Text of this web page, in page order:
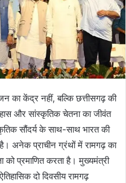
का केंद्र नहीं, बल्कि छत्तीसगढ़ की
और सांस्कृतिक चेतना का जीवंत
सौंदर्य के साथ-साथ भारत की
अनेक प्राचीन ग्रंथों में रामगढ़ का
को प्रमाणित करता है। मुख्यमंत्री
दो दिवसीय रामगढ़